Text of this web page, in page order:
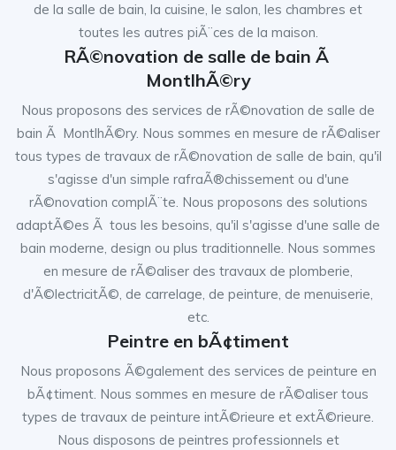
de la salle de bain, la cuisine, le salon, les chambres et
toutes les autres piÃ¨ces de la maison.
RÃ©novation de salle de bain Ã
MontlhÃ©ry
Nous proposons des services de rÃ©novation de salle de
bain Ã MontlhÃ©ry. Nous sommes en mesure de rÃ©aliser
tous types de travaux de rÃ©novation de salle de bain, qu'il
s'agisse d'un simple rafraÃ®chissement ou d'une
rÃ©novation complÃ¨te. Nous proposons des solutions
adaptÃ©es Ã tous les besoins, qu'il s'agisse d'une salle de
bain moderne, design ou plus traditionnelle. Nous sommes
en mesure de rÃ©aliser des travaux de plomberie,
d'Ã©lectricitÃ©, de carrelage, de peinture, de menuiserie,
etc.
Peintre en bÃ¢timent
Nous proposons Ã©galement des services de peinture en
bÃ¢timent. Nous sommes en mesure de rÃ©aliser tous
types de travaux de peinture intÃ©rieure et extÃ©rieure.
Nous disposons de peintres professionnels et